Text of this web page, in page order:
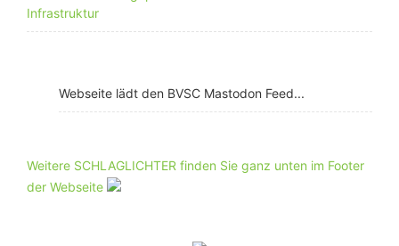
Infrastruktur
Webseite lädt den BVSC Mastodon Feed...
Weitere SCHLAGLICHTER finden Sie ganz unten im Footer
der Webseite